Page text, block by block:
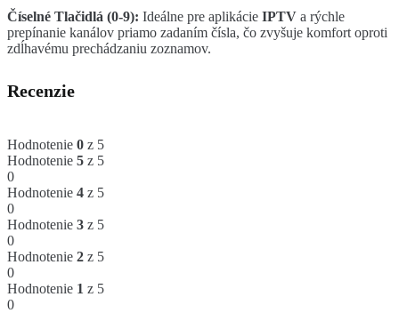
Číselné Tlačidlá (0-9): Ideálne pre aplikácie IPTV a rýchle
prepínanie kanálov priamo zadaním čísla, čo zvyšuje komfort oproti
zdĺhavému prechádzaniu zoznamov.
Recenzie
Hodnotenie 0 z 5
Hodnotenie 5 z 5
0
Hodnotenie 4 z 5
0
Hodnotenie 3 z 5
0
Hodnotenie 2 z 5
0
Hodnotenie 1 z 5
0